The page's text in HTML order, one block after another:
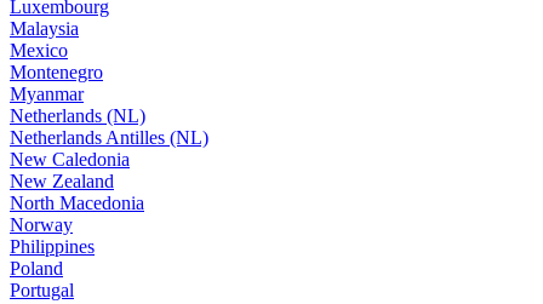
Luxembourg
Malaysia
Mexico
Montenegro
Myanmar
Netherlands (NL)
Netherlands Antilles (NL)
New Caledonia
New Zealand
North Macedonia
Norway
Philippines
Poland
Portugal